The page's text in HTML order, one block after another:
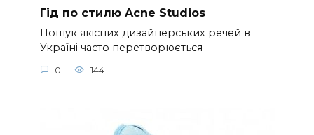
Гід по стилю Acne Studios
Пошук якісних дизайнерських речей в
Україні часто перетворюється
0 144